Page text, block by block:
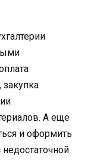
А еще
и оформить